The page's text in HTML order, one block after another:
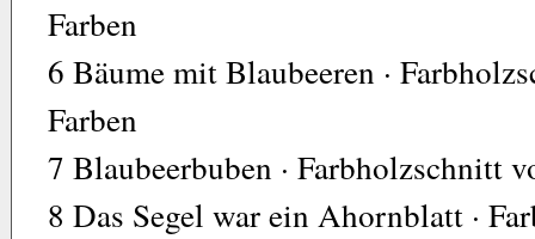
Farben
6 Bäume mit Blaubeeren ·
Farben
7 Blaubeerbuben · Farbholzschnitt
8 Das Segel war ein Ahornblatt ·